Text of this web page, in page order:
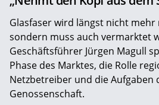
Glasfaser wird längst nicht mehr
sondern muss auch vermarktet
Geschäftsführer Jürgen Magull
Phase des Marktes, die Rolle
Netzbetreiber und die Aufgaben
Genossenschaft.